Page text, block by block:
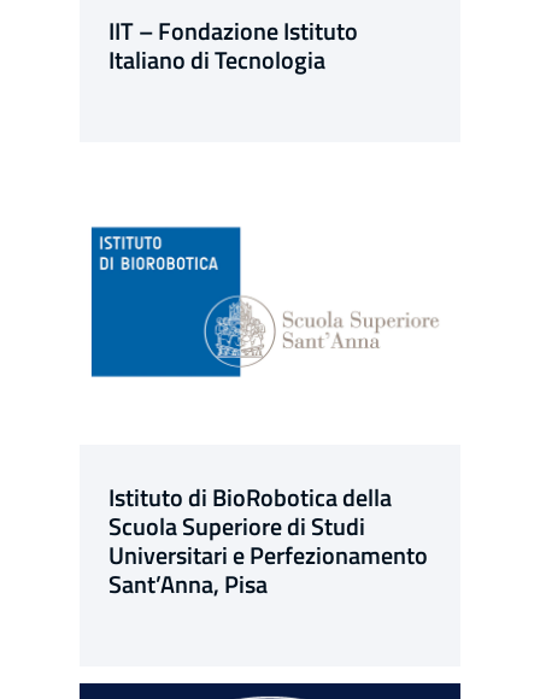
IIT – Fondazione Istituto
Italiano di Tecnologia
Istituto di BioRobotica della
Scuola Superiore di Studi
Universitari e Perfezionamento
Sant’Anna, Pisa